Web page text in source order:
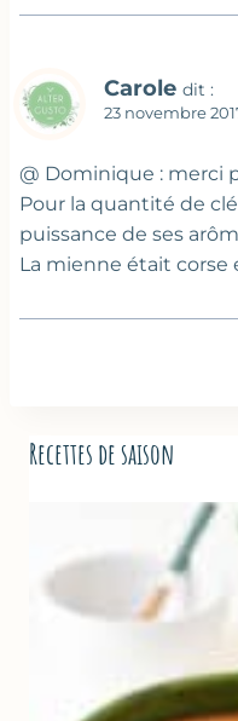
Carole dit :
23 novembre
@ Dominique : merci
Pour la quantité de
puissance de ses
La mienne était corse
Recettes de saison